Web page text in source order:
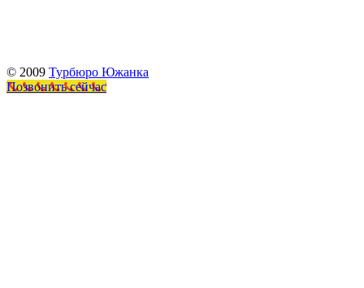
© 2009 Турбюро Южанка
Позвонить сейчас